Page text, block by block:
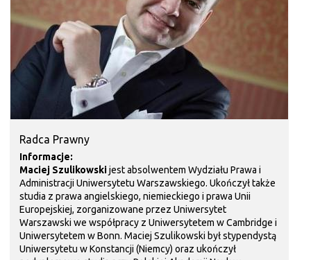
Radca Prawny
Informacje:
Maciej Szulikowskijest absolwentem Wydziału Prawa i
Administracji Uniwersytetu Warszawskiego. Ukończył także
studia z prawa angielskiego, niemieckiego i prawa Unii
Europejskiej, zorganizowane przez Uniwersytet
Warszawski we współpracy z Uniwersytetem w Cambridge i
Uniwersytetem w Bonn. Maciej Szulikowski był stypendystą
Uniwersytetu w Konstancji (Niemcy) oraz ukończył